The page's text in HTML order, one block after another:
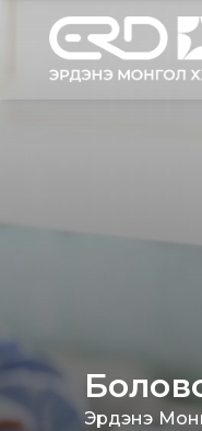
Эрдэнэ